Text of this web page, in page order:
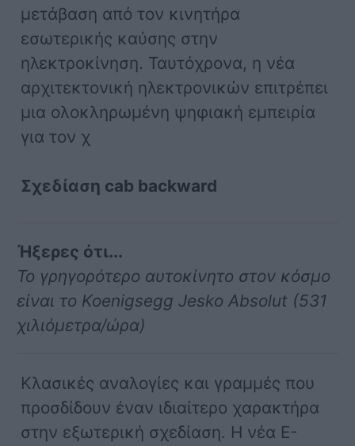
μετάβαση από τον κινητήρα
εσωτερικής καύσης στην
ηλεκτροκίνηση. Ταυτόχρονα, η νέα
αρχιτεκτονική ηλεκτρονικών επιτρέπει
μια ολοκληρωμένη ψηφιακή εμπειρία
για τον χ
Σχεδίαση cab backward
Ήξερες ότι...
Το γρηγορότερο αυτοκίνητο στον κόσμο
είναι το Koenigsegg Jesko Absolut (531
χιλιόμετρα/ώρα)
Κλασικές αναλογίες και γραμμές που
προσδίδουν έναν ιδιαίτερο χαρακτήρα
στην εξωτερική σχεδίαση. Η νέα E-